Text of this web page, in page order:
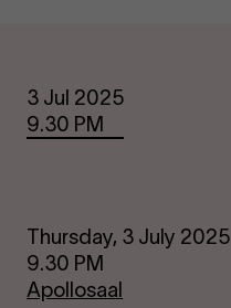
Dates3 Jul 2025
9.30 PM
Thursday, 3 July 2025
9.30 PM
Apollosaal